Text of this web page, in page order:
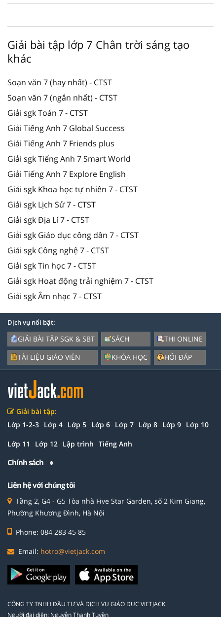
Giải bài tập lớp 7 Chân trời sáng tạo
khác
Soạn văn 7 (hay nhất) - CTST
Soạn văn 7 (ngắn nhất) - CTST
Giải sgk Toán 7 - CTST
Giải Tiếng Anh 7 Global Success
Giải Tiếng Anh 7 Friends plus
Giải sgk Tiếng Anh 7 Smart World
Giải Tiếng Anh 7 Explore English
Giải sgk Khoa học tự nhiên 7 - CTST
Giải sgk Lịch Sử 7 - CTST
Giải sgk Địa Lí 7 - CTST
Giải sgk Giáo dục công dân 7 - CTST
Giải sgk Công nghệ 7 - CTST
Giải sgk Tin học 7 - CTST
Giải sgk Hoạt động trải nghiệm 7 - CTST
Giải sgk Âm nhạc 7 - CTST
Dịch vụ nổi bật:
GIẢI BÀI TẬP SGK & SBT
TÀI LIỆU GIÁO VIÊN
SÁCH
KHÓA HỌC
THI ONLINE
HỎI ĐÁP
Giải bài tập:
Lớp 1-2-3 Lớp 4 Lớp 5 Lớp 6 Lớp 7 Lớp 8 Lớp 9 Lớp 10
Lớp 11 Lớp 12 Lập trình Tiếng Anh
Chính sách
Liên hệ với chúng tôi
Tầng 2, G4 - G5 Tòa nhà Five Star Garden, số 2 Kim Giang,
Phường Khương Đình, Hà Nội
Phone: 084 283 45 85
Email: hotro@vietjack.com
CÔNG TY TNHH ĐẦU TƯ VÀ DỊCH VỤ GIÁO DỤC VIETJACK
Người đại diện: Nguyễn Thanh Tuyền